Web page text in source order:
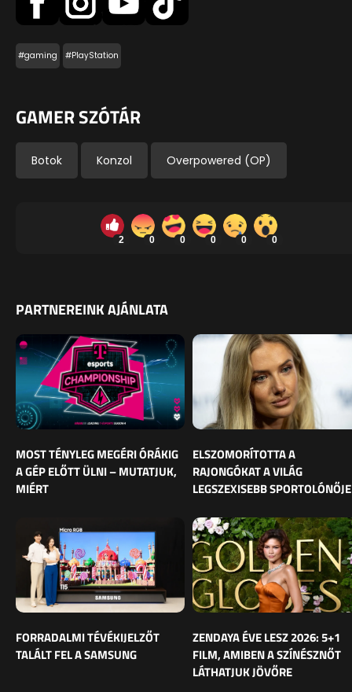
#gaming #PlayStation
GAMER SZÓTÁR
Botok Konzol Overpowered (OP)
2 0 0 0 0 0
PARTNEREINK AJÁNLATA
MOST TÉNYLEG MEGÉRI ÓRÁKIG
A GÉP ELŐTT ÜLNI – MUTATJUK,
MIÉRT
ELSZOMORÍTOTTA A
RAJONGÓKAT A VILÁG
LEGSZEXISEBB SPORTOLÓNŐJE
FORRADALMI TÉVÉKIJELZŐT
TALÁLT FEL A SAMSUNG
ZENDAYA ÉVE LESZ 2026: 5+1
FILM, AMIBEN A SZÍNÉSZNŐT
LÁTHATJUK JÖVŐRE